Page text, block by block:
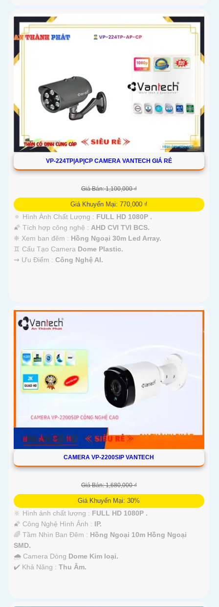
VP-224TP|AP|CP CAMERA VANTECH GIÁ RẺ
Giá Bán: 1,100,000 ₫
Giá Khuyến Mại: 770,000 ₫
🔅 Hình Ành Chất Lượng : FULL HD 1080P .
🌠 Tích hợp công nghệ : AHD CVI TVI BCS.
❈ Xem ban đêm : Hồng Ngoại 30m Led Array.
♊ Cấu Tạo Camera Dome Plastic.
️⇝ Ưu Điểm : Công Nghệ AI.
CAMERA VP-2200SIP VANTECH
Giá Bán: 1,680,000 ₫
Giá Khuyến Mại: 30%
🔆 Hình ảnh chất lượng : FULL HD 1080P .
🌠 Công Nghệ Hình Ảnh : IP.
🌈 Tầm Nhìn Ban Đêm : Hồng Ngoại 10m Hồng Ngoại
SMD.
🌧️ Camera Dòng Dome Kim loại.
️✔️ Khả Năng : Thu Âm.